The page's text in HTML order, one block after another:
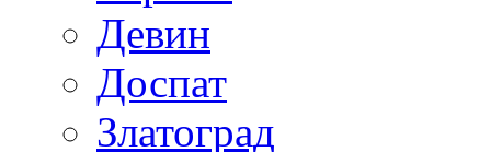
Девин
Доспат
Златоград